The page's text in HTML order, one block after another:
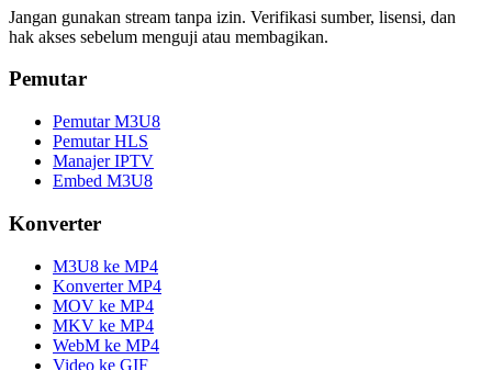
Jangan gunakan stream tanpa izin. Verifikasi sumber, lisensi, dan
hak akses sebelum menguji atau membagikan.
Pemutar
Pemutar M3U8
Pemutar HLS
Manajer IPTV
Embed M3U8
Konverter
M3U8 ke MP4
Konverter MP4
MOV ke MP4
MKV ke MP4
WebM ke MP4
Video ke GIF